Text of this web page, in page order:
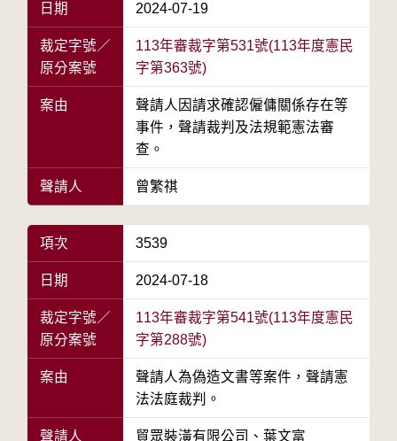
日期 2024-07-19
裁定字號／
原分案號
113年審裁字第531號(113年度憲民
字第363號)
案由
聲請人因請求確認僱傭關係存在等
事件，聲請裁判及法規範憲法審
查。
聲請人 曾繁祺
項次 3539
日期 2024-07-18
裁定字號／
原分案號
113年審裁字第541號(113年度憲民
字第288號)
案由
聲請人為偽造文書等案件，聲請憲
法法庭裁判。
聲請人 貿眾裝潢有限公司、葉文富